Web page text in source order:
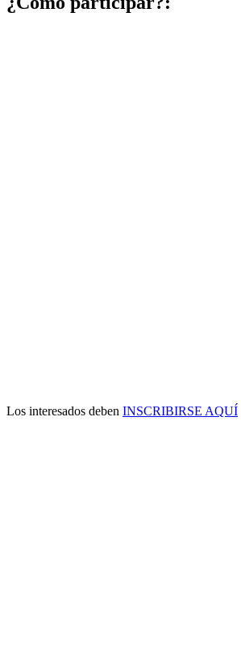
Los interesados deben INSCRIBIRSE AQUÍ